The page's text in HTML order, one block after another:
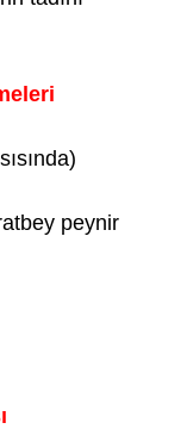
peynir